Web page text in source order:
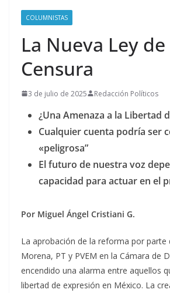
COLUMNISTAS
La Nueva Ley de
Censura
3 de julio de 2025 Redacción Políticos
¿Una Amenaza a la Libertad
Cualquier cuenta podría ser
«peligrosa”
El futuro de nuestra voz
capacidad para actuar en el
Por Miguel Ángel Cristiani G.
La aprobación de la reforma por parte
Morena, PT y PVEM en la Cámara de
encendido una alarma entre aquellos
libertad de expresión en México. La